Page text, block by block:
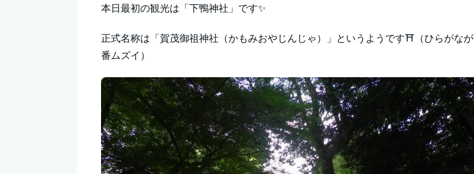
本日最初の観光は「下鴨神社」です✨
正式名称は「賀茂御祖神社（かもみおやじんじゃ）」というようです⛩（ひらがな
番ムズイ）